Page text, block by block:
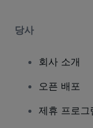
당사
회사 소개
오픈 배포
제휴 프로그